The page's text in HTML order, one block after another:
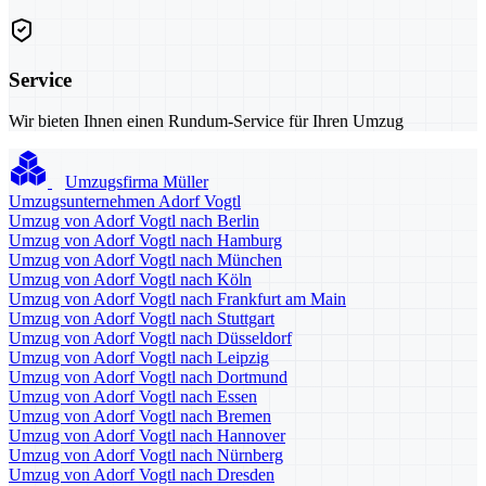
Service
Wir bieten Ihnen einen Rundum-Service für Ihren Umzug
Umzugsfirma Müller
Umzugsunternehmen Adorf Vogtl
Umzug von Adorf Vogtl nach Berlin
Umzug von Adorf Vogtl nach Hamburg
Umzug von Adorf Vogtl nach München
Umzug von Adorf Vogtl nach Köln
Umzug von Adorf Vogtl nach Frankfurt am Main
Umzug von Adorf Vogtl nach Stuttgart
Umzug von Adorf Vogtl nach Düsseldorf
Umzug von Adorf Vogtl nach Leipzig
Umzug von Adorf Vogtl nach Dortmund
Umzug von Adorf Vogtl nach Essen
Umzug von Adorf Vogtl nach Bremen
Umzug von Adorf Vogtl nach Hannover
Umzug von Adorf Vogtl nach Nürnberg
Umzug von Adorf Vogtl nach Dresden